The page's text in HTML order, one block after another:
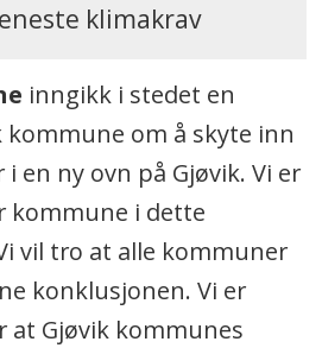
eneste klimakrav
inngikk i stedet en
kommune om å skyte inn
en ny ovn på Gjøvik. Vi er
kommune i dette
vil tro at alle kommuner
konklusjonen. Vi er
at Gjøvik kommunes